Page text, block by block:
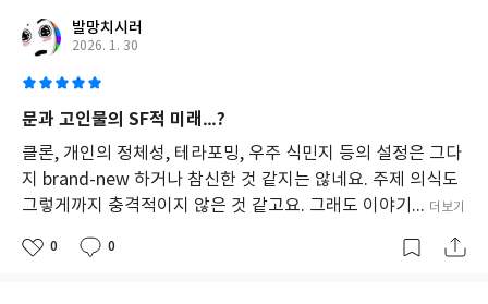
사람들과 공존하는 동시에 다른 종족과 공존해야 한다. 여기에는 물
론 싸움, 거짓말, 배신이 있으며, 협상, 이해, 충분한 시간도 존재한
다. 새로운 행성 니플하임에서 펼쳐지는 미키의 이야기를 눈으로 보
여줄 영화가 기다려진다." -심완선(SF평론가)
미키1부터 미키7까지, 끊임없는 죽음과 재생, 그리고 '테세우스의
배'
'테세우스의 배'는 『미키7』에서 소모품으로 죽음을 수차례 받아
들인 미키의 핵심적인 질문이다. 이 개념은 테세우스의 배를 보존하
를
심
있
게
탐
구
한
다.
주
인
공
발망치시러
2026. 1. 30
문과 고인물의 SF적 미래…?
클론, 개인의 정체성, 테라포밍, 우주 식민지 등의 설정은 그다
지 brand-new 하거나 참신한 것 같지는 않네요. 주제 의식도
그렇게까지 충격적이지 않은 것 같고요. 그래도 이야기... 더보기
0 0